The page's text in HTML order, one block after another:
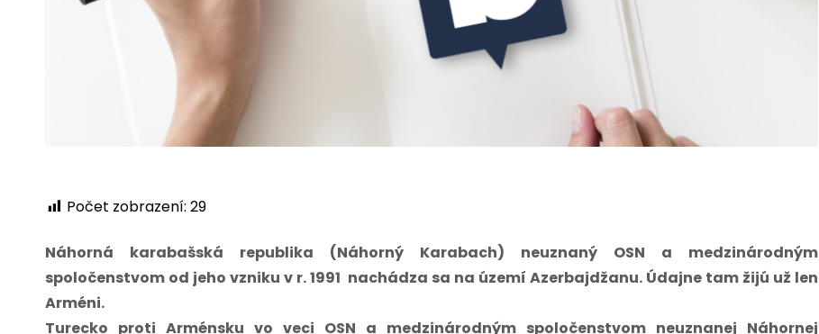
Počet zobrazení: 29
Náhorná karabašská republika (Náhorný Karabach) neuznaný OSN a medzinárodným
spoločenstvom od jeho vzniku v r. 1991 nachádza sa na území Azerbajdžanu. Údajne tam žijú už len
Arméni.
Turecko proti Arménsku vo veci OSN a medzinárodným spoločenstvom neuznanej Náhornej